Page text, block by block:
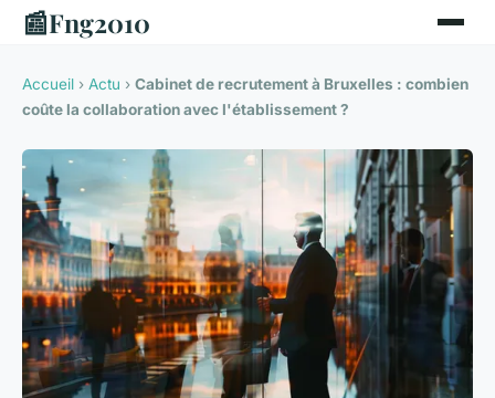
📰Fng2010
Accueil › Actu › Cabinet de recrutement à Bruxelles : combien
coûte la collaboration avec l'établissement ?